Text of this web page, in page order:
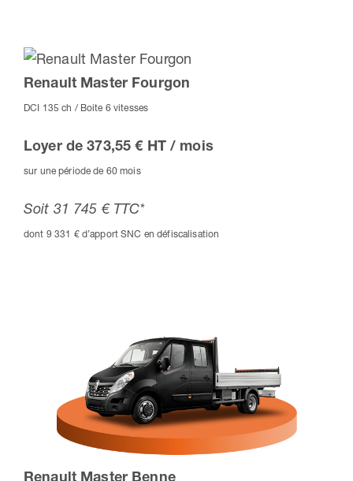
Renault Master Fourgon
DCI 135 ch / Boite 6 vitesses
Loyer de 373,55 € HT / mois
sur une période de 60 mois
Soit 31 745 € TTC*
dont 9 331 € d’apport SNC en défiscalisation
Renault Master Benne